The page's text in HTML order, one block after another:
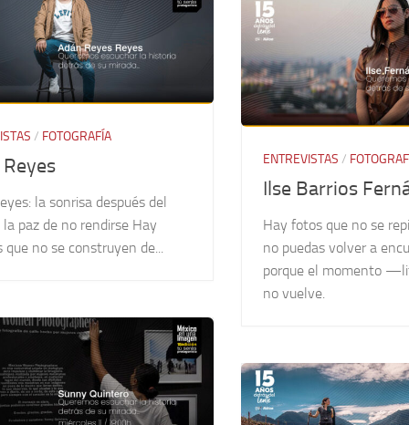
/ FOTOGRAFÍA
la sonrisa después del
paz de no rendirse Hay
que no se construyen de...
ENTREVISTAS /
Ilse Barrios
Hay fotos que no se
no puedas volver a
porque el momento
no vuelve.